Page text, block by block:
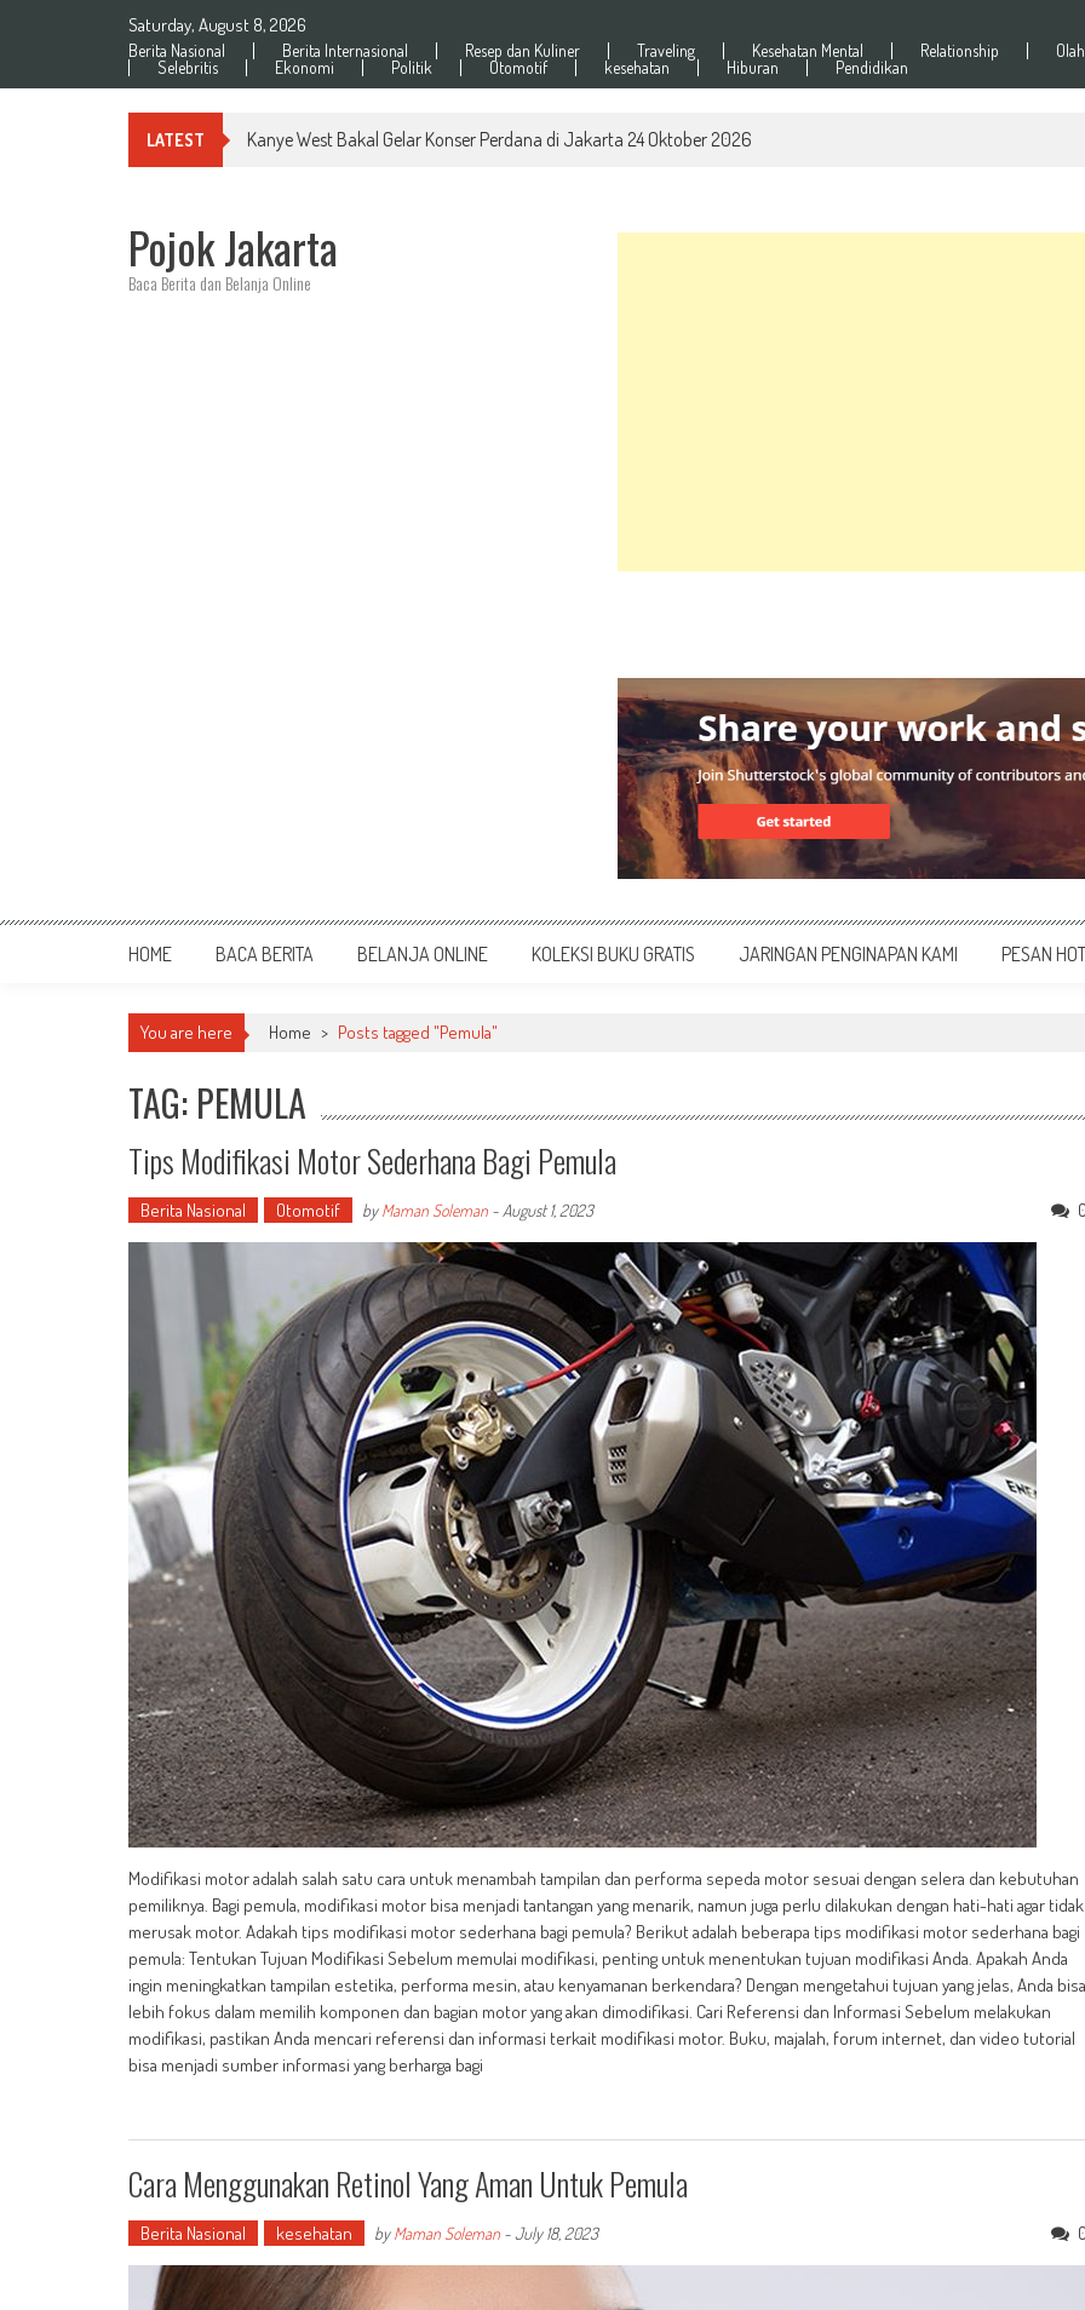
Saturday, August 8, 2026
Berita Nasional Berita Internasional Resep dan Kuliner Traveling Kesehatan Mental Relationship
Selebritis
Ekonomi Politik Otomotif kesehatan Hiburan Pendidikan
LATEST Kanye West Bakal Gelar Konser Perdana di Jakarta 24 Oktober 2026
Pojok Jakarta
Baca Berita dan Belanja Online
HOME BACA BERITA BELANJA ONLINE KOLEKSI BUKU GRATIS JARINGAN PENGINAPAN KAMI PESAN
You are here Home > Posts tagged "Pemula"
TAG: PEMULA
Tips Modifikasi Motor Sederhana Bagi Pemula
Berita Nasional Otomotif byMaman Soleman - August 1, 2023
Modifikasi motor adalah salah satu cara untuk menambah tampilan dan performa sepeda motor sesuai dengan selera dan kebutuhan
pemiliknya. Bagi pemula, modifikasi motor bisa menjadi tantangan yang menarik, namun juga perlu dilakukan dengan hati-hati agar tidak
merusak motor. Adakah tips modifikasi motor sederhana bagi pemula? Berikut adalah beberapa tips modifikasi motor sederhana bagi
pemula: Tentukan Tujuan Modifikasi Sebelum memulai modifikasi, penting untuk menentukan tujuan modifikasi Anda. Apakah Anda
ingin meningkatkan tampilan estetika, performa mesin, atau kenyamanan berkendara? Dengan mengetahui tujuan yang jelas, Anda bisa
lebih fokus dalam memilih komponen dan bagian motor yang akan dimodifikasi. Cari Referensi dan Informasi Sebelum melakukan
modifikasi, pastikan Anda mencari referensi dan informasi terkait modifikasi motor. Buku, majalah, forum internet, dan video tutorial
bisa menjadi sumber informasi yang berharga bagi
Cara Menggunakan Retinol Yang Aman Untuk Pemula
Berita Nasional kesehatan byMaman Soleman -July 18, 2023